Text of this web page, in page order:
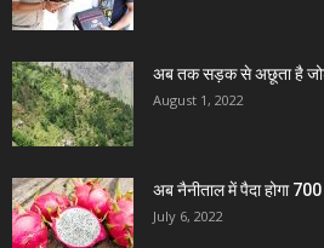
अब तक सड़क से अछूता है
August 1, 2022
अब नैनीताल में पैदा होगा
July 6, 2022